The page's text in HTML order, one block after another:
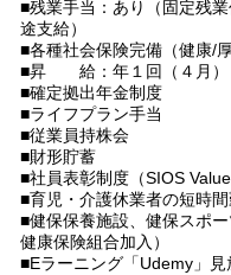
■残業手当：あり（固定残
途支給）
■各種社会保険完備（健康/
■昇 給：年１回（４月）
■確定拠出年金制度
■ライフプラン手当
■従業員持株会
■財形貯蓄
■社員表彰制度（SIOS Value
■育児・介護休業者の短時
■健保保養施設、健保スポ
健康保険組合加入）
■Eラーニング「Udemy」見